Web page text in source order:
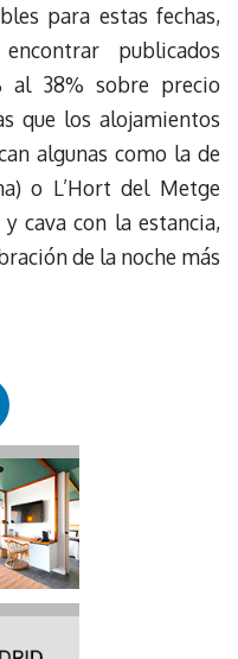
para estas fechas,
publicados
al 38% sobre precio
que los alojamientos
algunas como la de
o L’Hort del Metge
cava con la estancia,
de la noche más